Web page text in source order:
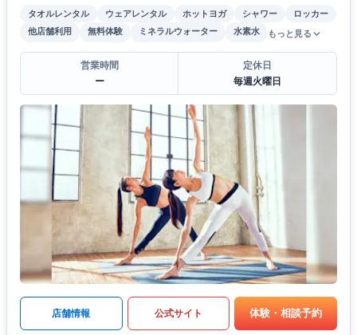
タオルレンタル ウェアレンタル ホットヨガ シャワー
ロッカー
他店舗利用
無料体験 ミネラルウォーター 水素水 もっと見る
営業時間
ー
定休日
毎週火曜日
店舗情報 公式サイト 体験・相談予約